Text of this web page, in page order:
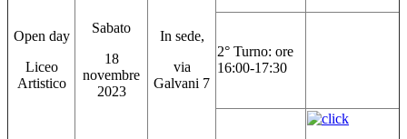
Open day
Liceo
Artistico
Sabato
18
novembre
2023
In sede,
via
Galvani 7
2° Turno: ore
16:00-17:30